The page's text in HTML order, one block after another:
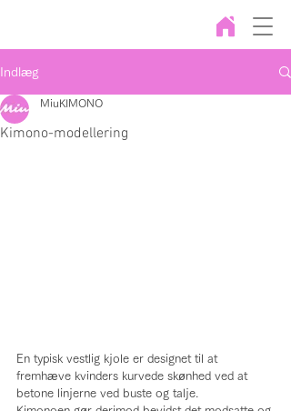
Indlæg
Kimono-modellering
MiuKIMONO
En typisk vestlig kjole er designet til at
fremhæve kvinders kurvede skønhed ved at
betone linjerne ved buste og talje.